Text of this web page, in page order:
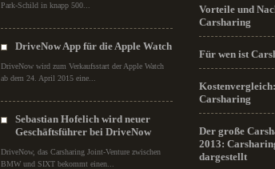
Park-Schild in knapp 500...
DriveNow App für die Apple Watch
DriveNow wird zum Verkaufsstart der Apple Watch
ab dem 24. April 2015 eine...
Sebastian Hofelich wird neuer
Geschäftsführer bei DriveNow
DriveNow, das Carsharing Joint-Venture zwischen
BMW und SIXT bekommt einen...
Vorteile und
Carsharing
Für wen ist
Carsharing
Der große
2013:
dargestellt